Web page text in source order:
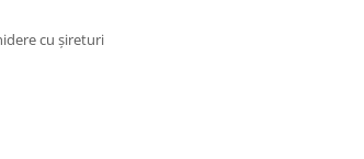
cu șireturi